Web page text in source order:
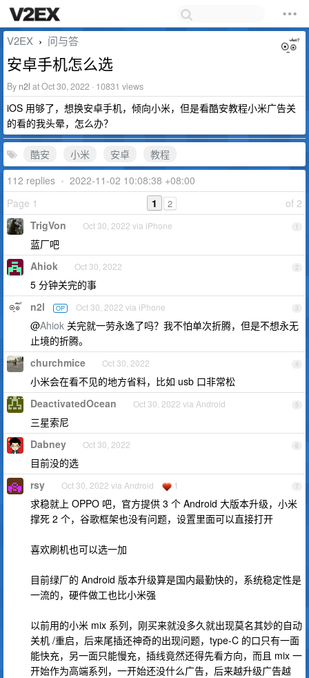
V2EX › 问与答
安卓手机怎么选
By n2l at Oct 30, 2022 · 10831 views
iOS 用够了，想换安卓手机，倾向小米，但是看酷安教程小米广告关
的看的我头晕，怎么办？
酷安 小米 安卓
教程
112 replies • 2022-11-02 10:08:38 +08:00
Page 1
of 2
1 2
1
TrigVon Oct 30, 2022 via iPhone
蓝厂吧
2
Ahiok Oct 30, 2022
5 分钟关完的事
3
n2l OP Oct 30, 2022 via iPhone
@Ahiok 关完就一劳永逸了吗？我不怕单次折腾，但是不想永无
止境的折腾。
4
churchmice Oct 30, 2022
小米会在看不见的地方省料，比如 usb 口非常松
5
DeactivatedOcean Oct 30, 2022 via Android
三星索尼
6
Dabney Oct 30, 2022
目前没的选
7
rsy Oct 30, 2022 via Android 1
求稳就上 OPPO 吧，官方提供 3 个 Android 大版本升级，小米
撑死 2 个，谷歌框架也没有问题，设置里面可以直接打开
喜欢刷机也可以选一加
目前绿厂的 Android 版本升级算是国内最勤快的，系统稳定性是
一流的，硬件做工也比小米强
以前用的小米 mix 系列，刚买来就没多久就出现莫名其妙的自动
关机 /重启，后来尾插还神奇的出现问题，type-C 的口只有一面
能快充，另一面只能慢充，插线竟然还得先看方向，而且 mix 一
开始作为高端系列，一开始还没什么广告，后来越升级广告越